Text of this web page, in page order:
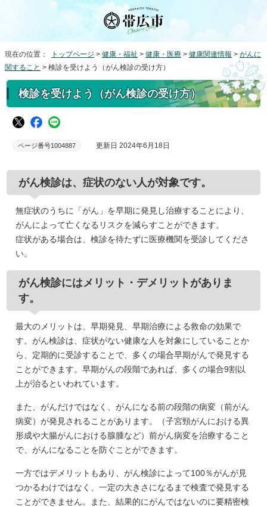
現在の位置： トップページ > 健康・福祉 > 健康・医療 > 健康関連情報 > がんに
関すること > 検診を受けよう（がん検診の受け方）
検診を受けよう（がん検診の受け方）
ページ番号1004887 更新日 2024年6月18日
がん検診は、症状のない人が対象です。
無症状のうちに「がん」を早期に発見し治療することにより、
がんによって亡くなるリスクを減らすことができます。
症状がある場合は、検診を待たずに医療機関を受診してくださ
い。
がん検診にはメリット・デメリットがありま
す。
最大のメリットは、早期発見、早期治療による救命の効果で
す。がん検診は、症状がない健康な人を対象にしていることか
ら、定期的に受診することで、多くの場合早期がんで発見する
ことができます。早期がんの段階であれば、多くの場合9割以
上が治るといわれています。
また、がんだけではなく、がんになる前の段階の病変（前がん
病変）が発見されることがあります。（子宮頸がんにおける異
形成や大腸がんにおける腺腫など）前がん病変を治療すること
で、がんになることを防ぐことができます。
一方ではデメリットもあり、がん検診によって100％がんが見
つかるわけではなく、一定の大きさになるまで検査で発見する
ことができません。また、結果的にがんではないのに要精密検